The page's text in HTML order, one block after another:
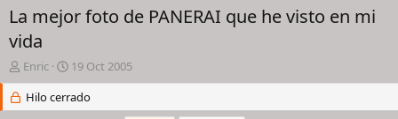
La mejor foto de PANERAI que he visto en mi
vida
I
n
c
Enric
F
e
c
h
19 Oct 2005
Hilo cerrado